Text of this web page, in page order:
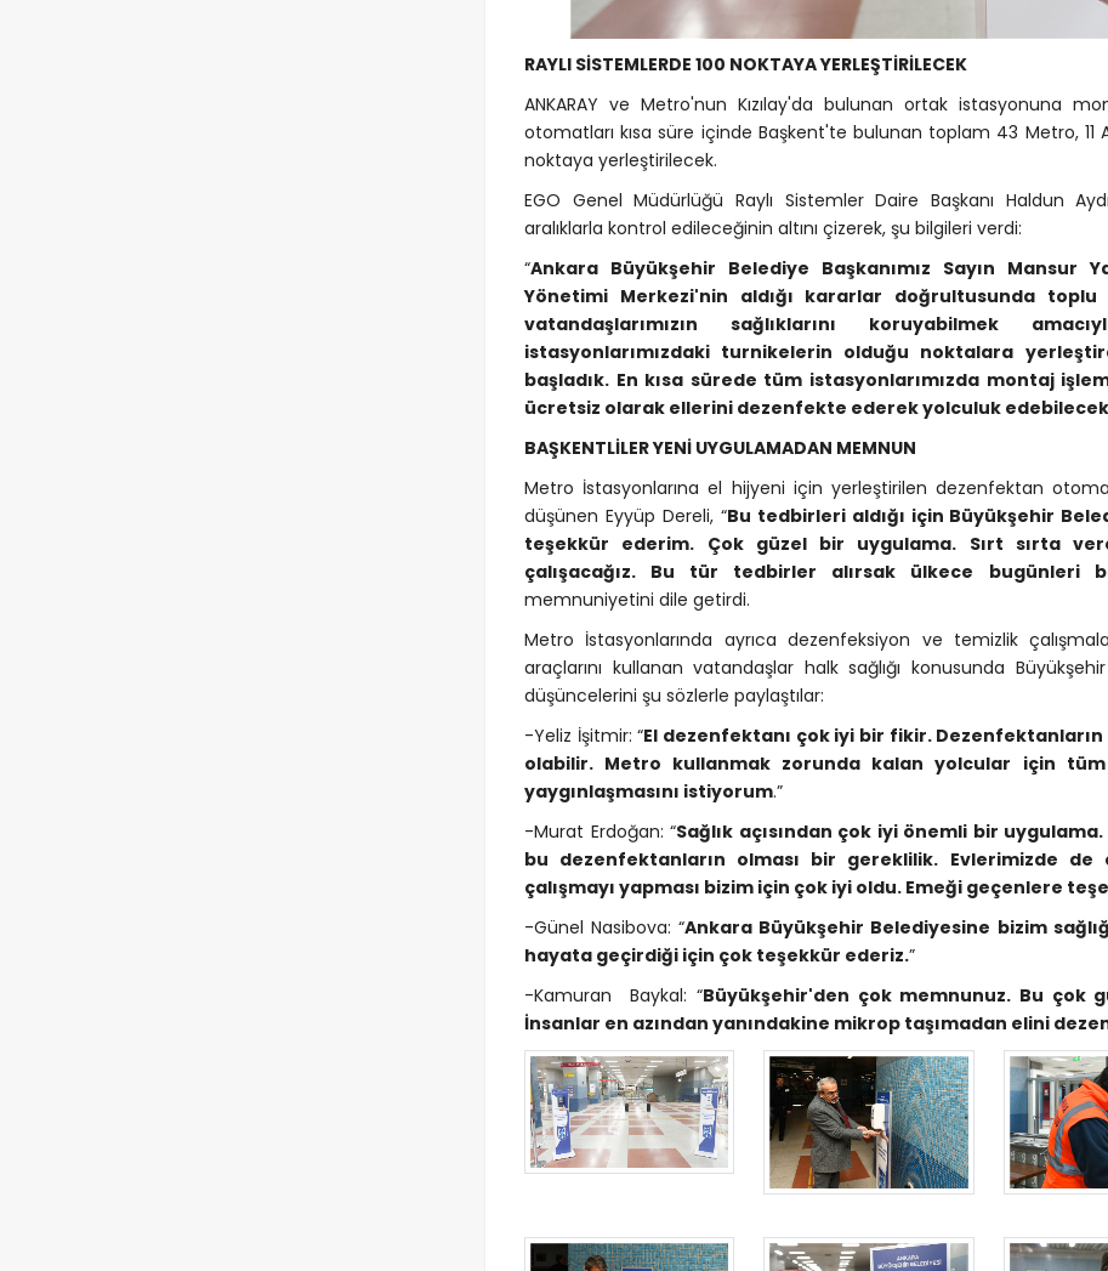
RAYLI SİSTEMLERDE 100 NOKTAYA YERLEŞTİRİLECEK
ANKARAY ve Metro'nun Kızılay'da bulunan ortak istasyonuna
otomatları kısa süre içinde Başkent'te bulunan toplam 43 Metro, 11
noktaya yerleştirilecek.
EGO Genel Müdürlüğü Raylı Sistemler Daire Başkanı Haldun
aralıklarla kontrol edileceğinin altını çizerek, şu bilgileri verdi:
“Ankara Büyükşehir Belediye Başkanımız Sayın Mansur
Yönetimi Merkezi'nin aldığı kararlar doğrultusunda
vatandaşlarımızın sağlıklarını koruyabilmek
istasyonlarımızdaki turnikelerin olduğu noktalara
başladık. En kısa sürede tüm istasyonlarımızda montaj
ücretsiz olarak ellerini dezenfekte ederek yolculuk edebilecek
BAŞKENTLİLER YENİ UYGULAMADAN MEMNUN
Metro İstasyonlarına el hijyeni için yerleştirilen dezenfektan
düşünen Eyyüp Dereli, “Bu tedbirleri aldığı için Büyükşehir
teşekkür ederim. Çok güzel bir uygulama. Sırt sırta
çalışacağız. Bu tür tedbirler alırsak ülkece bugünleri
memnuniyetini dile getirdi.
Metro İstasyonlarında ayrıca dezenfeksiyon ve temizlik
araçlarını kullanan vatandaşlar halk sağlığı konusunda
düşüncelerini şu sözlerle paylaştılar:
-Yeliz İşitmir: “El dezenfektanı çok iyi bir fikir.
olabilir. Metro kullanmak zorunda kalan yolcular için
yaygınlaşmasını istiyorum.”
-Murat Erdoğan: “Sağlık açısından çok iyi önemli bir
bu dezenfektanların olması bir gereklilik. Evlerimizde de
çalışmayı yapması bizim için çok iyi oldu. Emeği geçenlere
-Günel Nasibova: “Ankara Büyükşehir Belediyesine bizim
hayata geçirdiği için çok teşekkür ederiz.”
-Kamuran Baykal: “Büyükşehir'den çok memnunuz. Bu çok
İnsanlar en azından yanındakine mikrop taşımadan elini